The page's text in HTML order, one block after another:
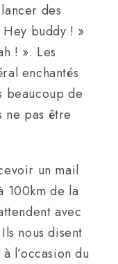
des
Hey buddy ! »
! ». Les
enchantés
beaucoup de
ne pas être
un mail
100km de la
avec
nous disent
l’occasion du